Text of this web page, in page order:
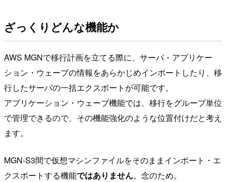
ざっくりどんな機能か
AWS MGNで移行計画を立てる際に、サーバ・アプリケー
ション・ウェーブの情報をあらかじめインポートしたり、移
行したサーバの一括エクスポートが可能です。
アプリケーション・ウェーブ機能では、移行をグループ単位
で管理できるので、その機能強化のような位置付けだと考え
ます。
MGN-S3間で仮想マシンファイルをそのままインポート・エ
クスポートする機能ではありません。念のため。